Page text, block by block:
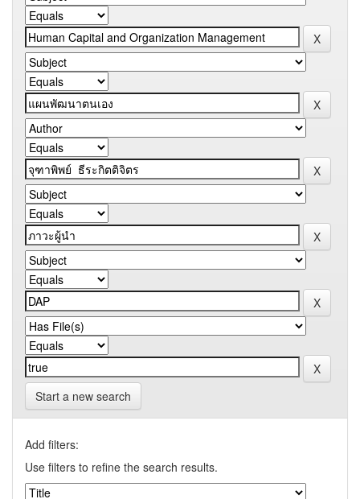
Start a new search
Add filters:
Use filters to refine the search results.